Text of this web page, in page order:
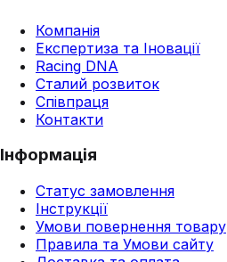
Компанія
Експертиза та Іновації
Racing DNA
Сталий розвиток
Співпраця
Контакти
Інформація
Статус замовлення
Інструкції
Умови повернення товару
Правила та Умови сайту